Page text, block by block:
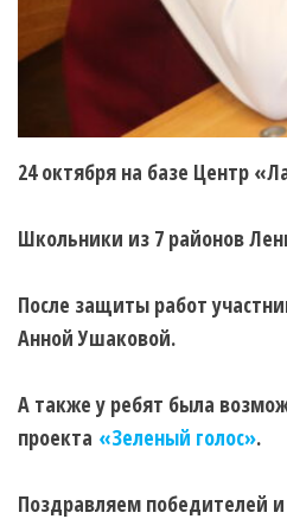
24 октября на базе Центр
Школьники из 7 районов
После защиты работ
Анной Ушаковой.
А также у ребят была
проекта «Зеленый голос».
Поздравляем победителей и